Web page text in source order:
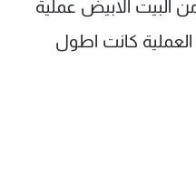
البيت الابيض عملية
كانت اطول